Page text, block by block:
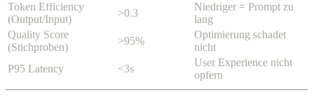
Token Efficiency
(Output/Input)
>0.3
Niedriger = Prompt zu
lang
Quality Score
(Stichproben)
>95%
Optimierung schadet
nicht
P95 Latency
<3s
User Experience nicht
opfern